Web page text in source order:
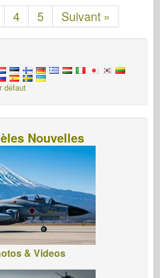
4 5 Suivant »
défaut
Nouvelles
& Videos